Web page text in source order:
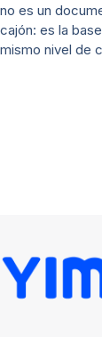
no es un
cajón: es la
mismo nivel de